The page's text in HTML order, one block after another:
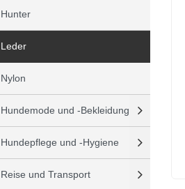
Hunter
Leder
Nylon
Hundemode und -Bekleidung
Hundepflege und -Hygiene
Reise und Transport